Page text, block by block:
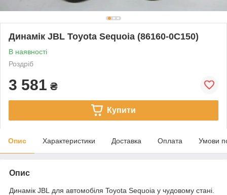
Динамік JBL Toyota Sequoia (86160-0C150)
В наявності
Роздріб
3 581 ₴
Купити
Опис Характеристики Доставка Оплата Умови
Опис
Динамік JBL для автомобіля Toyota Sequoia у чудовому стані.